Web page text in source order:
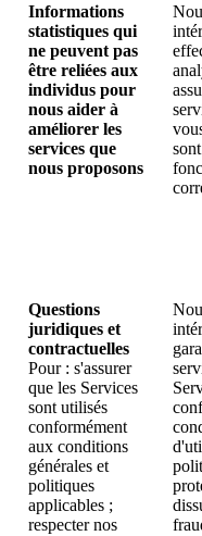
Informations
statistiques qui
ne peuvent pas
être reliées aux
individus pour
nous aider à
améliorer les
services que
nous proposons
Questions
juridiques et
contractuelles
Pour : s'assurer
que les Services
sont utilisés
conformément
aux conditions
générales et
politiques
applicables ;
respecter nos